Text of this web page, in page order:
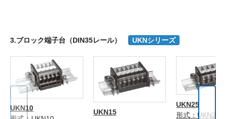
3.ブロック端子台（DIN35レール） UKNシリーズ
UKN10
UKN15
UKN25
形式：UKN25